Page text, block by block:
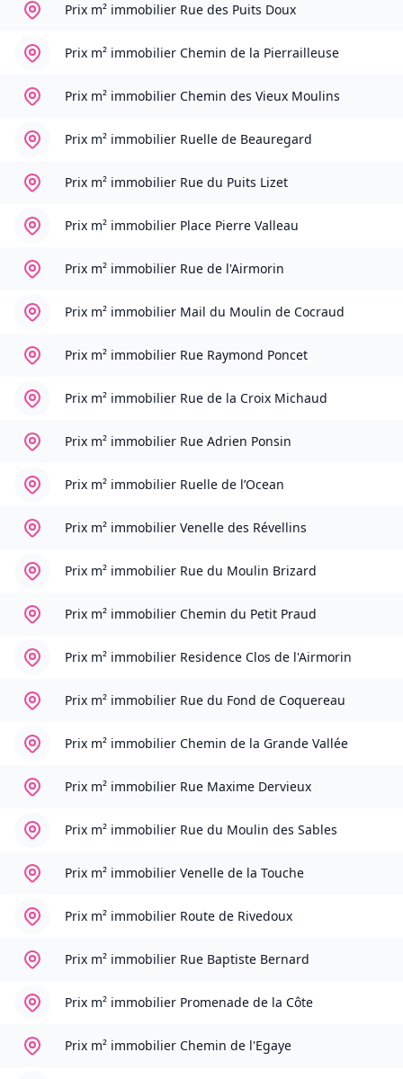
Prix m² immobilier Rue des Puits Doux
Prix m² immobilier Chemin de la Pierrailleuse
Prix m² immobilier Chemin des Vieux Moulins
Prix m² immobilier Ruelle de Beauregard
Prix m² immobilier Rue du Puits Lizet
Prix m² immobilier Place Pierre Valleau
Prix m² immobilier Rue de l'Airmorin
Prix m² immobilier Mail du Moulin de Cocraud
Prix m² immobilier Rue Raymond Poncet
Prix m² immobilier Rue de la Croix Michaud
Prix m² immobilier Rue Adrien Ponsin
Prix m² immobilier Ruelle de l’Ocean
Prix m² immobilier Venelle des Révellins
Prix m² immobilier Rue du Moulin Brizard
Prix m² immobilier Chemin du Petit Praud
Prix m² immobilier Residence Clos de l'Airmorin
Prix m² immobilier Rue du Fond de Coquereau
Prix m² immobilier Chemin de la Grande Vallée
Prix m² immobilier Rue Maxime Dervieux
Prix m² immobilier Rue du Moulin des Sables
Prix m² immobilier Venelle de la Touche
Prix m² immobilier Route de Rivedoux
Prix m² immobilier Rue Baptiste Bernard
Prix m² immobilier Promenade de la Côte
Prix m² immobilier Chemin de l'Egaye